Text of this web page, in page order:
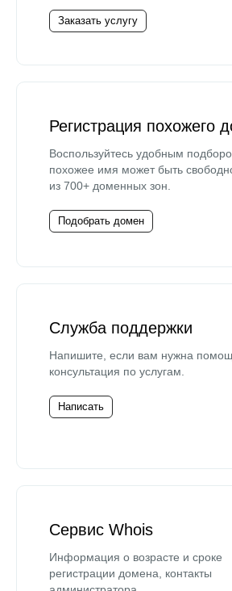
Заказать услугу
Регистрация похожего
Воспользуйтесь удобным
похожее имя может быть
из 700+ доменных зон.
Подобрать домен
Служба поддержки
Напишите, если вам нужна
консультация по услугам.
Написать
Сервис Whois
Информация о возрасте и сроке
регистрации домена, контакты